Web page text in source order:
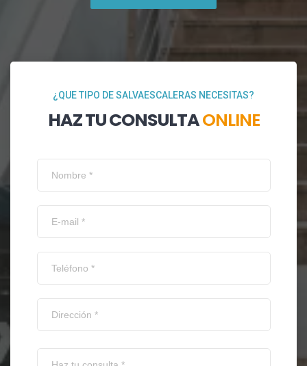
¿QUE TIPO DE SALVAESCALERAS NECESITAS?
HAZ TU CONSULTAONLINE